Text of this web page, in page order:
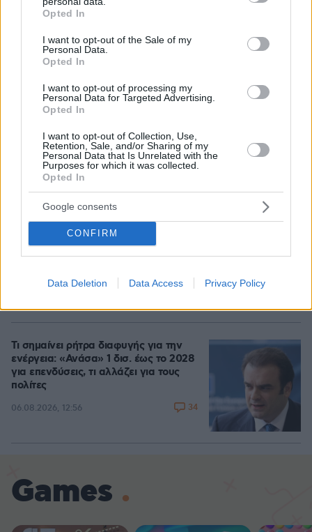
grant or deny consent to Google and its third-party tags to
use your data for below specified purposes in below Google
consent section.
Opted In
I want to opt-out of the Sale of my
Personal Data.
Opted In
I want to opt-out of processing my
Personal Data for Targeted Advertising.
Opted In
I want to opt-out of Collection, Use,
Retention, Sale, and/or Sharing of my
Personal Data that Is Unrelated with the
Purposes for which it was collected.
Opted In
Google consents
CONFIRM
Data Deletion Data Access Privacy Policy
ένα σκοτεινό αυτοκίνητο, άκουγαν,
06.08.2026, 13:37
Κολυμβητής με καρκίνο στον
εγκέφαλο ξέσπασε σε κλάματα προς
τον Βρετανό πρωθυπουργό: Ικετεύω
για τη ζωή όλων μας, ο πόνος είναι
αφόρητος
06.08.2026, 11:29
Το εξωτικό φρούτο που καλλιεργείται
μόνο σε ένα ελληνικό νησί
Τι σημαίνει ρήτρα διαφυγής για την
ενέργεια: «Ανάσα» 1 δισ. έως το 2028
για επενδύσεις, τι αλλάζει για τους
πολίτες
06.08.2026, 12:56 34
Games